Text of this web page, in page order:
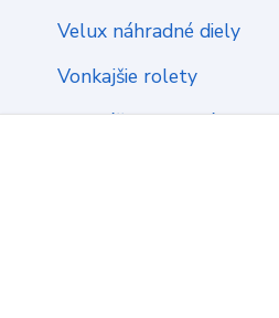
Velux náhradné diely
Vonkajšie rolety
Montážny materiál